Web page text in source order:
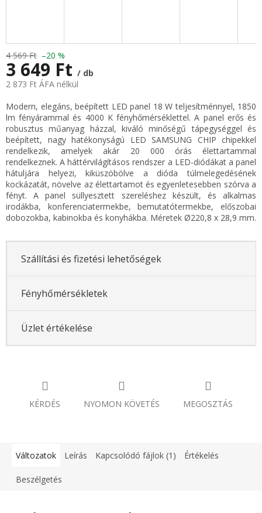
4 569 Ft –20 %
3 649 Ft / db
2 873 Ft ÁFA nélkül
Egységár:
Modern, elegáns, beépített LED panel 18 W teljesítménnyel, 1850
lm fényárammal és 4000 K fényhőmérséklettel. A panel erős és
robusztus műanyag házzal, kiváló minőségű tápegységgel és
beépített, nagy hatékonyságú LED SAMSUNG CHIP chipekkel
rendelkezik, amelyek akár 20 000 órás élettartammal
rendelkeznek. A háttérvilágításos rendszer a LED-diódákat a panel
hátuljára helyezi, kiküszöbölve a dióda túlmelegedésének
kockázatát, növelve az élettartamot és egyenletesebben szórva a
fényt. A panel süllyesztett szereléshez készült, és alkalmas
irodákba, konferenciatermekbe, bemutatótermekbe, előszobai
dobozokba, kabinokba és konyhákba. Méretek Ø220,8 x 28,9 mm.
Szállítási és fizetési lehetőségek
Fényhőmérsékletek
Üzlet értékelése
KÉRDÉS NYOMON KÖVETÉS MEGOSZTÁS
Változatok Leírás Kapcsolódó fájlok (1) Értékelés
Beszélgetés